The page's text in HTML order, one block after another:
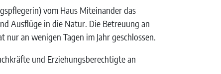
vom Haus Miteinander das
Ausflüge in die Natur. Die Betreuung an
nur an wenigen Tagen im Jahr geschlossen.
und Erziehungsberechtigte an